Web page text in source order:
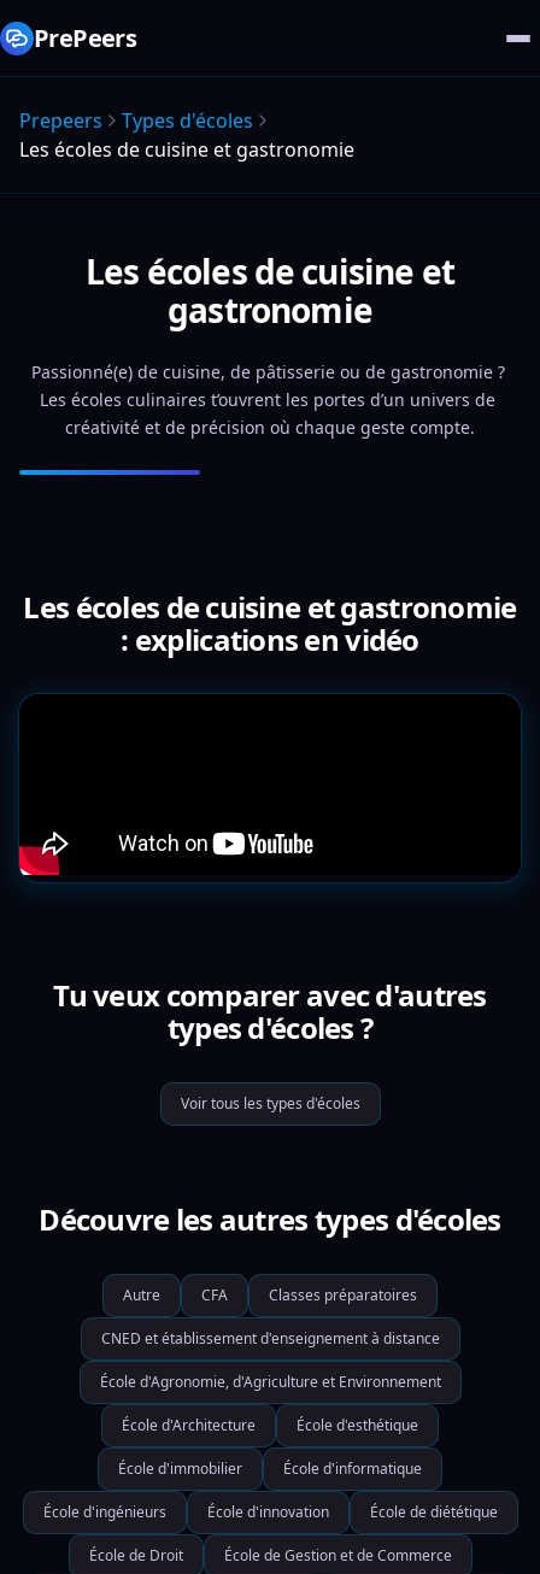
PrePeers
Prepeers
Types d'écoles
Les écoles de cuisine et gastronomie
Les écoles de cuisine et
gastronomie
Passionné(e) de cuisine, de pâtisserie ou de gastronomie ?
Les écoles culinaires t’ouvrent les portes d’un univers de
créativité et de précision où chaque geste compte.
Les écoles de cuisine et gastronomie
: explications en vidéo
Tu veux comparer avec d'autres
types d'écoles ?
Voir tous les types d'écoles
Découvre les autres types d'écoles
Autre CFA Classes préparatoires
CNED et établissement d'enseignement à distance
École d'Agronomie, d'Agriculture et Environnement
École d'Architecture École d'esthétique
École d'immobilier École d'informatique
École d'ingénieurs École d'innovation École de diététique
École de Droit École de Gestion et de Commerce